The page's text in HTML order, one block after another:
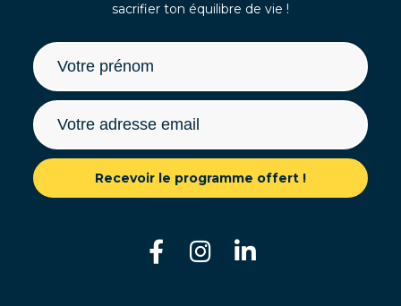
sacrifier ton équilibre de vie !
Recevoir le programme offert !